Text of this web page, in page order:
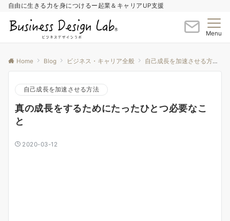
自由に生きる力を身につけるー起業＆キャリアUP支援
Menu
Home Blog ビジネス・キャリア全般 自己成長を加速させる方法
自己成長を加速させる方法
真の成長をするためにたったひとつ必要なこ
と
2020-03-12